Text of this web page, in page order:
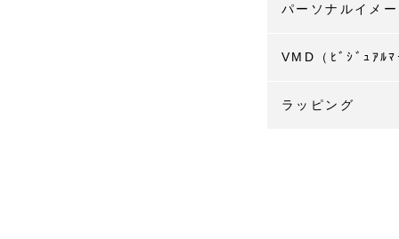
パーソナルイメ
VMD（ﾋﾞｼﾞｭｱﾙ
ラッピング